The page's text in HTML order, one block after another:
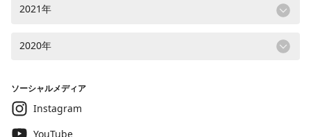
2021年
2020年
ソーシャルメディア
Instagram
YouTube